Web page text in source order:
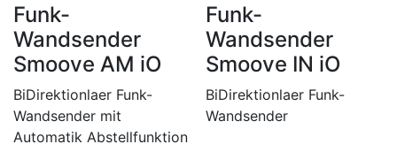
Funk-
Wandsender
Smoove AM iO
BiDirektionlaer Funk-
Wandsender mit
Automatik Abstellfunktion
Funk-
Wandsender
Smoove IN iO
BiDirektionlaer Funk-
Wandsender